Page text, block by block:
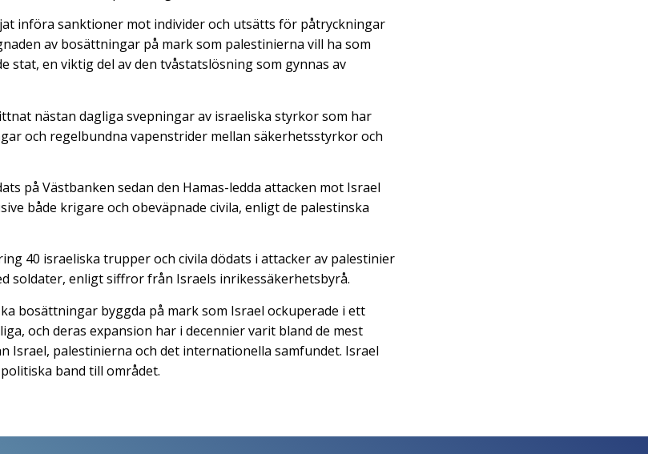
införa sanktioner mot individer och utsätts för påtryckningar
av bosättningar på mark som palestinierna vill ha som
stat, en viktig del av den tvåstatslösning som gynnas av
nästan dagliga svepningar av israeliska styrkor som har
och regelbundna vapenstrider mellan säkerhetsstyrkor och
på Västbanken sedan den Hamas-ledda attacken mot Israel
både krigare och obeväpnade civila, enligt de palestinska
40 israeliska trupper och civila dödats i attacker av palestinier
soldater, enligt siffror från Israels inrikessäkerhetsbyrå.
bosättningar byggda på mark som Israel ockuperade i ett
och deras expansion har i decennier varit bland de mest
Israel, palestinierna och det internationella samfundet. Israel
band till området.